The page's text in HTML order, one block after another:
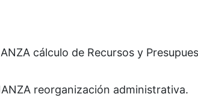
cálculo de Recursos y
reorganización administrativa.